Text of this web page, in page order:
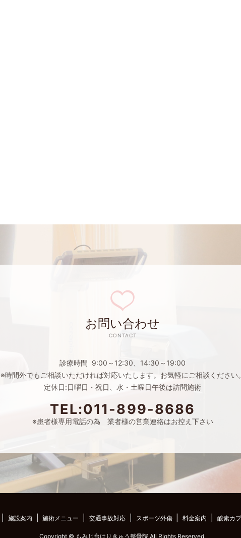
お問い合わせ
CONTACT
診療時間 9:00～12:30、14:30～19:00
※時間外でもご相談いただければ対応いたします。お気軽にご相談ください。
定休日:日曜日・祝日、水・土曜日午後は訪問施術
TEL:011-899-8686
※患者様専用電話の為 業者様の営業連絡はお控え下さい
施設案内 施術メニュー 交通事故対応 スポーツ外傷 料金案内 酸素カ
Copyright © もみじ台はりきゅう整骨院 All Rights Reserved.